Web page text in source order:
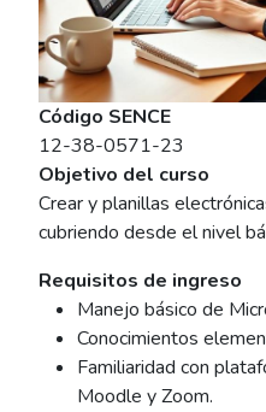
Código SENCE
12-38-0571-23
Objetivo del curso
Crear y planillas
cubriendo desde el nivel
Requisitos de ingreso
Manejo básico de
Conocimientos
Familiaridad con
Moodle y Zoom.